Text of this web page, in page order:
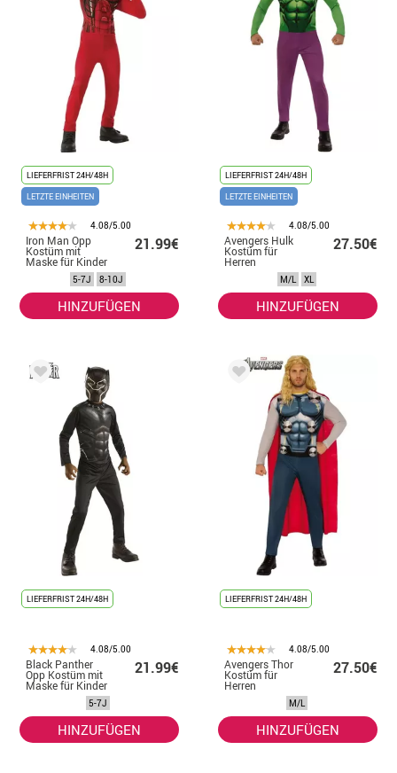
LIEFERFRIST 24H/48H
LETZTE EINHEITEN
4.08/5.00
Iron Man Opp
Kostüm mit
Maske für Kinder
21.99€
5-7J 8-10J
HINZUFÜGEN
LIEFERFRIST 24H/48H
LETZTE EINHEITEN
4.08/5.00
Avengers Hulk
Kostüm für
Herren
27.50€
M/L XL
HINZUFÜGEN
LIEFERFRIST 24H/48H
4.08/5.00
Black Panther
Opp Kostüm mit
Maske für Kinder
21.99€
5-7J
HINZUFÜGEN
LIEFERFRIST 24H/48H
4.08/5.00
Avengers Thor
Kostüm für
Herren
27.50€
M/L
HINZUFÜGEN